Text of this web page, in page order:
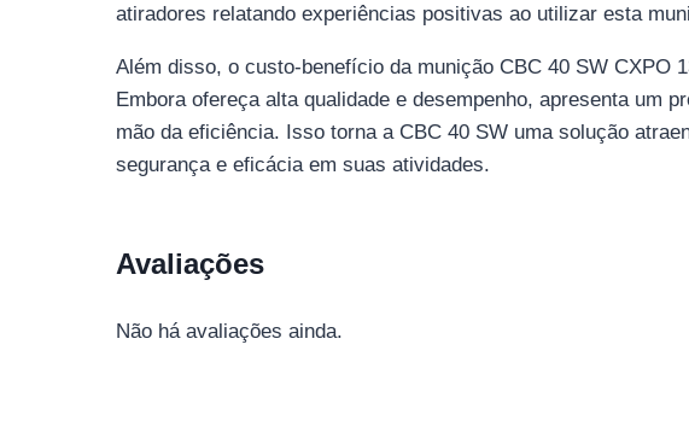
atiradores relatando experiências positivas ao utilizar esta
Além disso, o custo-benefício da munição CBC 40 SW CXPO
Embora ofereça alta qualidade e desempenho, apresenta um
mão da eficiência. Isso torna a CBC 40 SW uma solução
segurança e eficácia em suas atividades.
Avaliações
Não há avaliações ainda.